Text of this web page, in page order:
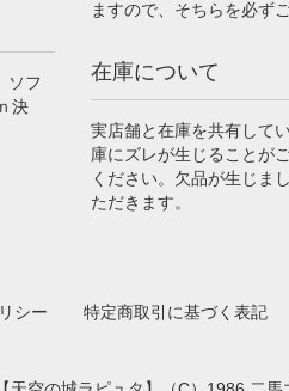
ソフ
決
ますので、そちらを必ず
在庫について
実店舗と在庫を共有して
庫にズレが生じることが
ください。欠品が生じま
ただきます。
シー 特定商取引に基づく表記